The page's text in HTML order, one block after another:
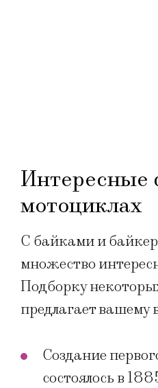
Интересные
мотоциклах
С байками и
множество
Подборку
предлагает
Создание
состоялось в